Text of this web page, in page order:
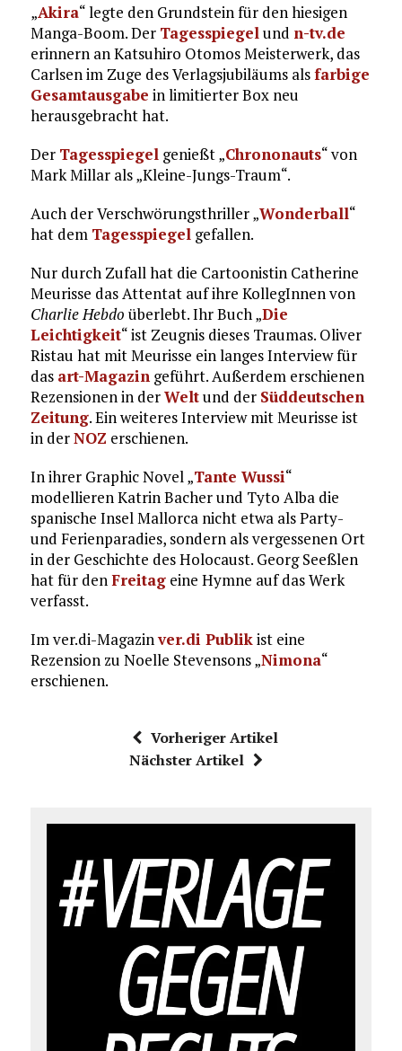
„Akira“ legte den Grundstein für den hiesigen
Manga-Boom. Der Tagesspiegel und n-tv.de
erinnern an Katsuhiro Otomos Meisterwerk, das
Carlsen im Zuge des Verlagsjubiläums alsfarbige
Gesamtausgabe in limitierter Box neu
herausgebracht hat.
Der Tagesspiegel genießt „Chrononauts“ von
Mark Millar als „Kleine-Jungs-Traum“.
Auch der Verschwörungsthriller „Wonderball“
hat dem Tagesspiegel gefallen.
Nur durch Zufall hat die Cartoonistin Catherine
Meurisse das Attentat auf ihre KollegInnen von
Charlie Hebdo überlebt. Ihr Buch „Die
Leichtigkeit“ ist Zeugnis dieses Traumas. Oliver
Ristau hat mit Meurisse ein langes Interview für
das art-Magazin geführt. Außerdem erschienen
Rezensionen in derWeltund der Süddeutschen
Zeitung. Ein weiteres Interview mit Meurisse ist
in derNOZ erschienen.
In ihrer Graphic Novel „Tante Wussi“
modellieren Katrin Bacher und Tyto Alba die
spanische Insel Mallorca nicht etwa als Party-
und Ferienparadies, sondern als vergessenen Ort
in der Geschichte des Holocaust. Georg Seeßlen
hat für den Freitageine Hymne auf das Werk
verfasst.
Im ver.di-Magazinver.di Publikist eine
Rezension zu Noelle Stevensons „Nimona“
erschienen.
Vorheriger Artikel
Nächster Artikel